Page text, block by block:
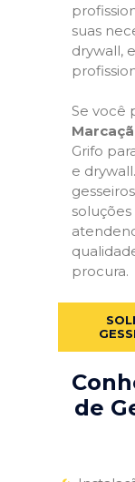
suas
drywall,
Se você
Grifo
e
procura.
de